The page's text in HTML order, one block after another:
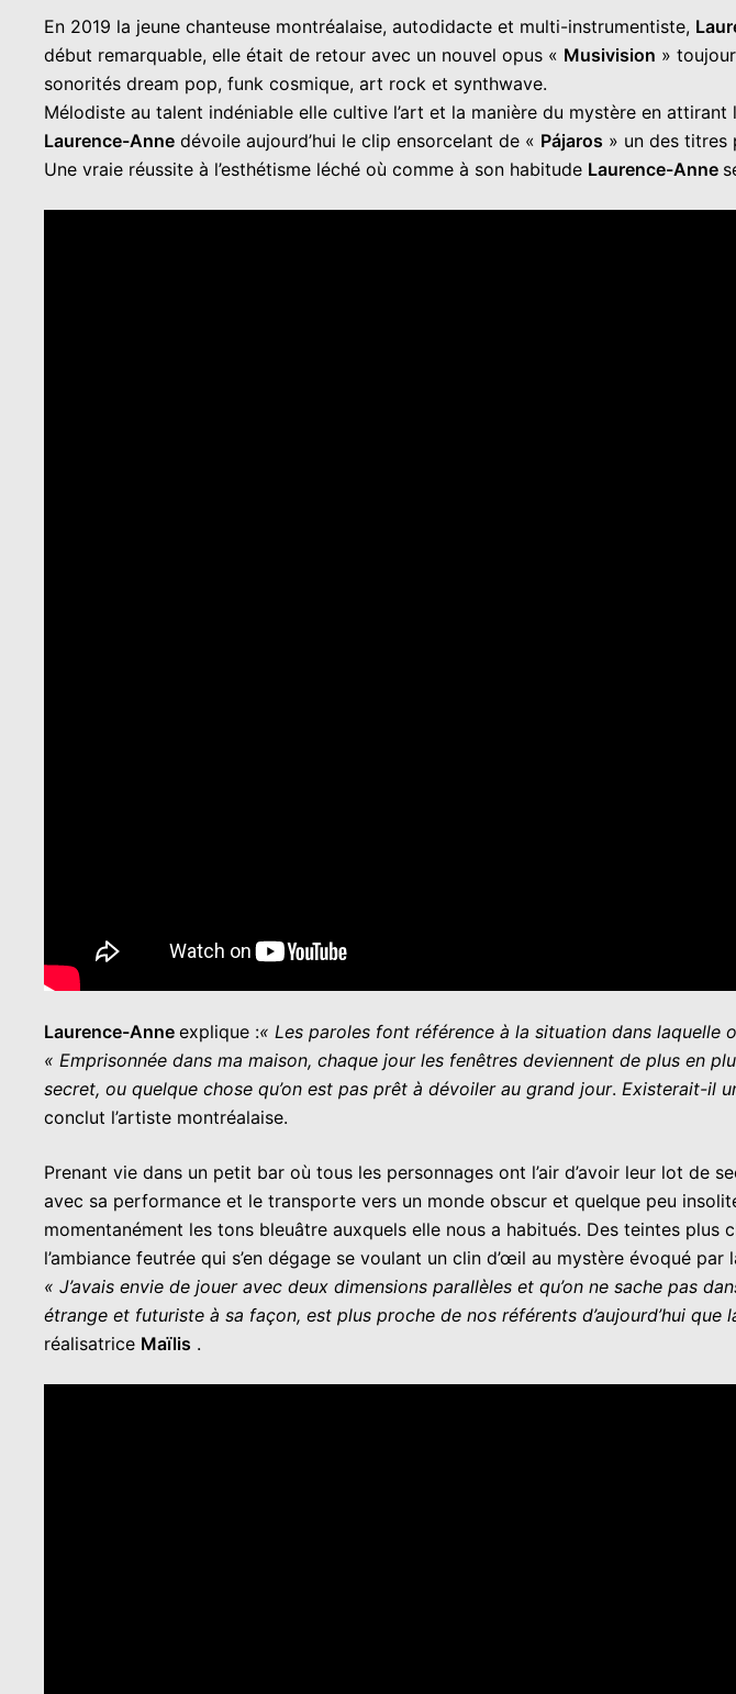
En 2019 la jeune chanteuse montréalaise, autodidacte et multi-instrumentiste,
début remarquable, elle était de retour avec un nouvel opus « Musivision »
sonorités dream pop, funk cosmique, art rock et synthwave.
Mélodiste au talent indéniable elle cultive l’art et la manière du mystère en
Laurence-Anne dévoile aujourd’hui le clip ensorcelant de « Pájaros » un des titres
Une vraie réussite à l’esthétisme léché où comme à son habitude Laurence-Anne
Laurence-Anne explique :« Les paroles font référence à la situation dans laquelle
« Emprisonnée dans ma maison, chaque jour les fenêtres deviennent de plus en
secret, ou quelque chose qu’on est pas prêt à dévoiler au grand jour. Existerait-il
conclut l’artiste montréalaise.
Prenant vie dans un petit bar où tous les personnages ont l’air d’avoir leur lot
avec sa performance et le transporte vers un monde obscur et quelque peu
momentanément les tons bleuâtre auxquels elle nous a habitués. Des teintes
l’ambiance feutrée qui s’en dégage se voulant un clin d’œil au mystère évoqué par
« J’avais envie de jouer avec deux dimensions parallèles et qu’on ne sache pas
étrange et futuriste à sa façon, est plus proche de nos référents d’aujourd’hui
réalisatrice Maïlis .